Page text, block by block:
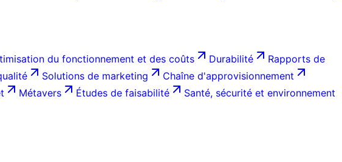
du fonctionnement et des coûts Durabilité
Rapports de
Solutions de marketing
Chaîne d'approvisionnement
Métavers Études de faisabilité
Santé, sécurité et environnement